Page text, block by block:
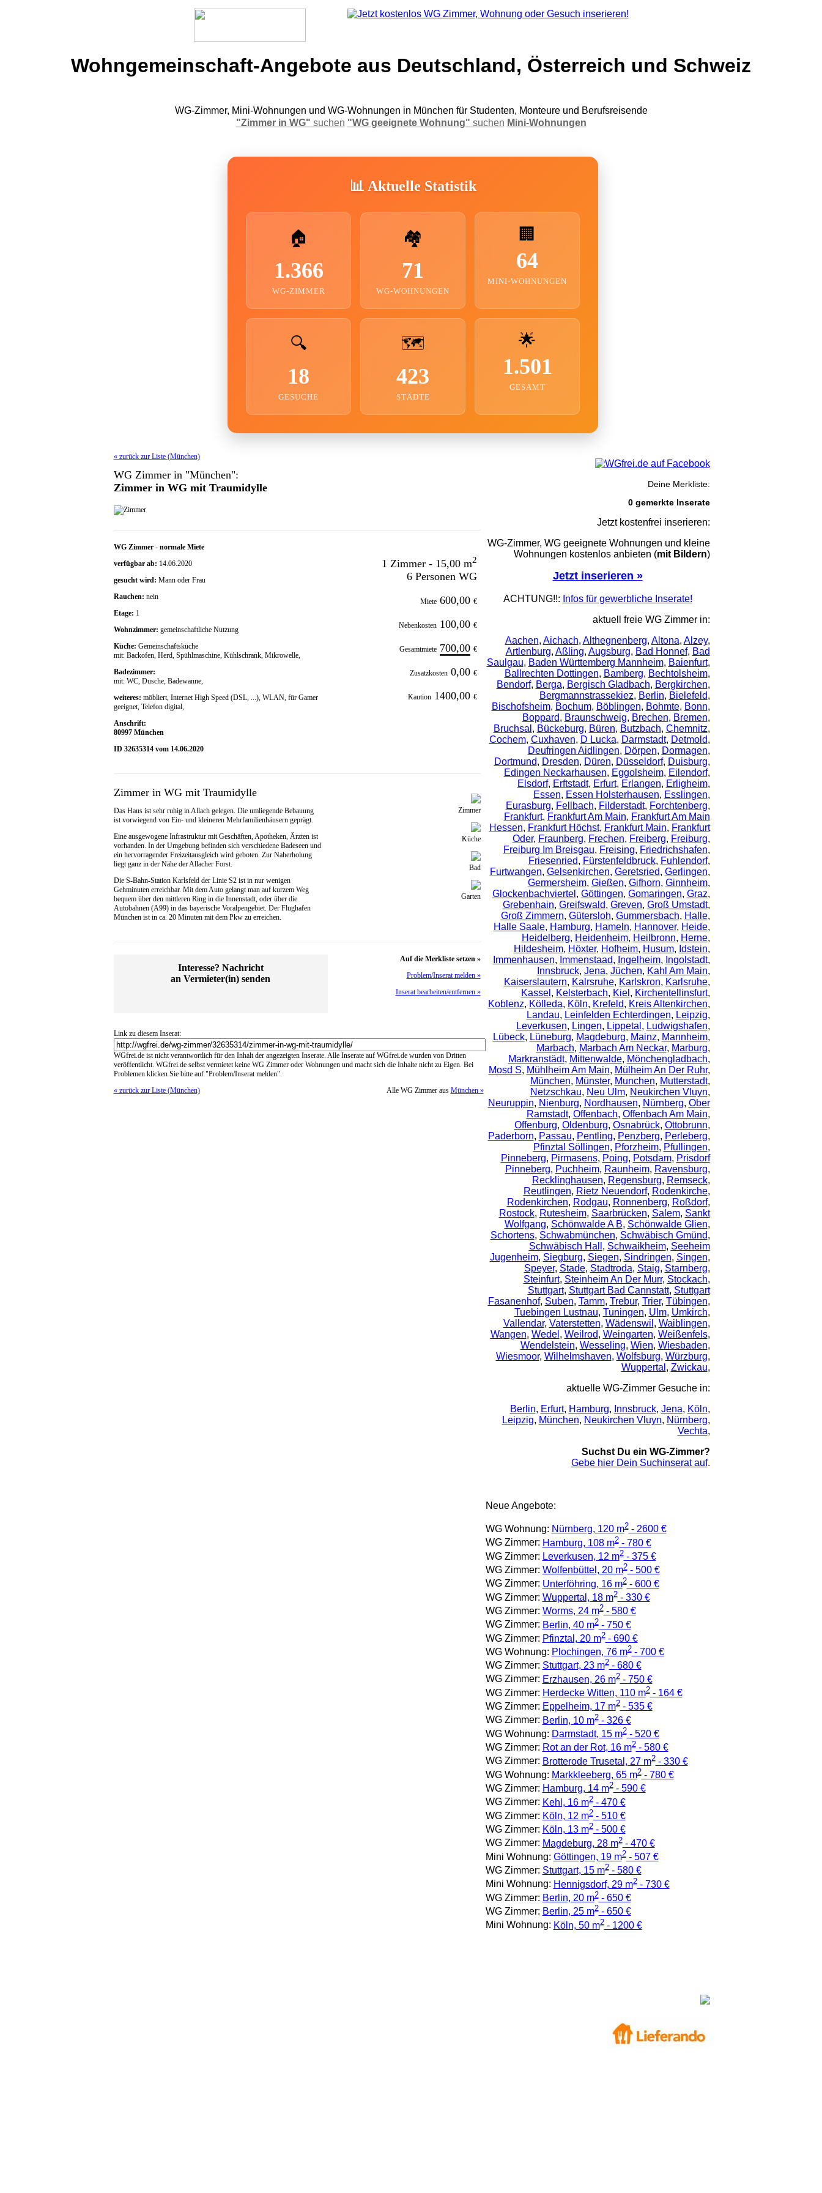
Wohngemeinschaft-Angebote aus Deutschland, Österreich und Schweiz
WG-Zimmer, Mini-Wohnungen und WG-Wohnungen in München für Studenten, Monteure und Berufsreisende
"Zimmer in WG" suchen "WG geeignete Wohnung" suchen Mini-Wohnungen
📊 Aktuelle Statistik
🏠
1.366
WG-ZIMMER
🏘️
71
WG-WOHNUNGEN
🏢
64
MINI-WOHNUNGEN
🔍
18
GESUCHE
🗺️
423
STÄDTE
🌟
1.501
GESAMT
« zurück zur Liste (München)
WG Zimmer in "München":
Zimmer in WG mit Traumidylle
WG Zimmer- normale Miete
verfügbar ab: 14.06.2020
gesucht wird: Mann oder Frau
Rauchen: nein
Etage: 1
Wohnzimmer: gemeinschaftliche Nutzung
Küche: Gemeinschaftsküche
mit: Backofen, Herd, Spühlmaschine, Kühlschrank, Mikrowelle,
Badezimmer:
mit: WC, Dusche, Badewanne,
weiteres: möbliert, Internet High Speed (DSL, ...), WLAN, für Gamer
geeignet, Telefon digital,
Anschrift:
80997 München
ID 32635314 vom 14.06.2020
1 Zimmer - 15,00 m2
6 Personen WG
Miete600,00 €
Nebenkosten100,00 €
Gesamtmiete 700,00 €
Zusatzkosten0,00 €
Kaution1400,00 €
Zimmer in WG mit Traumidylle
Zimmer
Küche
Bad
Garten
Das Haus ist sehr ruhig in Allach gelegen. Die umliegende Bebauung
ist vorwiegend von Ein- und kleineren Mehrfamilienhäusern geprägt.
Eine ausgewogene Infrastruktur mit Geschäften, Apotheken, Ärzten ist
vorhanden. In der Umgebung befinden sich verschiedene Badeseen und
ein hervorragender Freizeitausgleich wird geboten. Zur Naherholung
liegt ganz in der Nähe der Allacher Forst.
Die S-Bahn-Station Karlsfeld der Linie S2 ist in nur wenigen
Gehminuten erreichbar. Mit dem Auto gelangt man auf kurzem Weg
bequem über den mittleren Ring in die Innenstadt, oder über die
Autobahnen (A99) in das bayerische Voralpengebiet. Der Flughafen
München ist in ca. 20 Minuten mit dem Pkw zu erreichen.
Interesse? Nachricht
an Vermieter(in) senden
Auf die Merkliste setzen »
Problem/Inserat melden »
Inserat bearbeiten/entfernen »
Link zu diesem Inserat:
WGfrei.de ist nicht verantwortlich für den Inhalt der angezeigten Inserate. Alle Inserate auf WGfrei.de wurden von Dritten
veröffentlicht. WGfrei.de selbst vermietet keine WG Zimmer oder Wohnungen und macht sich die Inhalte nicht zu Eigen. Bei
Problemen klicken Sie bitte auf "Problem/Inserat melden".
« zurück zur Liste (München)
Alle WG Zimmer aus München »
Deine Merkliste:
0 gemerkte Inserate
Jetzt kostenfrei inserieren:
WG-Zimmer, WG geeignete Wohnungen und kleine
Wohnungen kostenlos anbieten (mit Bildern)
Jetzt inserieren »
ACHTUNG!!: Infos für gewerbliche Inserate!
aktuell freie WG Zimmer in:
Aachen, Aichach, Althegnenberg, Altona, Alzey,
Artlenburg, Aßling, Augsburg, Bad Honnef, Bad
Saulgau, Baden Württemberg Mannheim, Baienfurt,
Ballrechten Dottingen, Bamberg, Bechtolsheim,
Bendorf, Berga, Bergisch Gladbach, Bergkirchen,
Bergmannstrassekiez, Berlin, Bielefeld,
Bischofsheim, Bochum, Böblingen, Bohmte, Bonn,
Boppard, Braunschweig, Brechen, Bremen,
Bruchsal , Bückeburg, Büren, Butzbach, Chemnitz,
Cochem, Cuxhaven, D Lucka, Darmstadt, Detmold,
Deufringen Aidlingen, Dörpen, Dormagen,
Dortmund, Dresden, Düren, Düsseldorf, Duisburg,
Edingen Neckarhausen, Eggolsheim, Eilendorf,
Elsdorf, Erftstadt, Erfurt, Erlangen, Erligheim,
Essen, Essen Holsterhausen, Esslingen,
Eurasburg, Fellbach, Filderstadt, Forchtenberg,
Frankfurt, Frankfurt Am Main, Frankfurt Am Main
Hessen, Frankfurt Höchst, Frankfurt Main, Frankfurt
Oder, Fraunberg, Frechen, Freiberg, Freiburg,
Freiburg Im Breisgau, Freising, Friedrichshafen,
Friesenried, Fürstenfeldbruck, Fuhlendorf,
Furtwangen, Gelsenkirchen, Geretsried, Gerlingen,
Germersheim, Gießen, Gifhorn, Ginnheim,
Glockenbachviertel , Göttingen, Gomaringen, Graz,
Grebenhain, Greifswald, Greven, Groß Umstadt,
Groß Zimmern, Gütersloh, Gummersbach, Halle,
Halle Saale, Hamburg, Hameln, Hannover, Heide,
Heidelberg, Heidenheim, Heilbronn, Herne,
Hildesheim, Höxter, Hofheim, Husum, Idstein,
Immenhausen, Immenstaad, Ingelheim, Ingolstadt,
Innsbruck, Jena, Jüchen, Kahl Am Main,
Kaiserslautern, Kalrsruhe, Karlskron, Karlsruhe,
Kassel , Kelsterbach, Kiel , Kirchentellinsfurt,
Koblenz, Kölleda, Köln, Krefeld, Kreis Altenkirchen,
Landau, Leinfelden Echterdingen, Leipzig,
Leverkusen, Lingen, Lippetal , Ludwigshafen,
Lübeck, Lüneburg, Magdeburg, Mainz, Mannheim,
Marbach, Marbach Am Neckar, Marburg,
Markranstädt, Mittenwalde, Mönchengladbach,
Mosd S, Mühlheim Am Main, Mülheim An Der Ruhr,
München, Münster, Munchen, Mutterstadt,
Netzschkau, Neu Ulm, Neukirchen Vluyn,
Neuruppin, Nienburg, Nordhausen, Nürnberg, Ober
Ramstadt, Offenbach, Offenbach Am Main,
Offenburg, Oldenburg, Osnabrück, Ottobrunn,
Paderborn, Passau, Pentling, Penzberg, Perleberg,
Pfinztal Söllingen, Pforzheim, Pfullingen,
Pinneberg, Pirmasens, Poing, Potsdam, Prisdorf
Pinneberg, Puchheim, Raunheim, Ravensburg,
Recklinghausen, Regensburg, Remseck,
Reutlingen, Rietz Neuendorf, Rodenkirche,
Rodenkirchen, Rodgau, Ronnenberg, Roßdorf,
Rostock, Rutesheim, Saarbrücken, Salem, Sankt
Wolfgang, Schönwalde A B, Schönwalde Glien,
Schortens, Schwabmünchen, Schwäbisch Gmünd,
Schwäbisch Hall , Schwaikheim, Seeheim
Jugenheim, Siegburg, Siegen, Sindringen, Singen,
Speyer, Stade, Stadtroda, Staig, Starnberg,
Steinfurt, Steinheim An Der Murr, Stockach,
Stuttgart, Stuttgart Bad Cannstatt, Stuttgart
Fasanenhof, Suben, Tamm, Trebur, Trier, Tübingen,
Tuebingen Lustnau, Tuningen, Ulm, Umkirch,
Vallendar, Vaterstetten, Wädenswil , Waiblingen,
Wangen, Wedel , Weilrod, Weingarten, Weißenfels,
Wendelstein, Wesseling, Wien, Wiesbaden,
Wiesmoor, Wilhelmshaven, Wolfsburg, Würzburg,
Wuppertal , Zwickau,
aktuelle WG-Zimmer Gesuche in:
Berlin, Erfurt, Hamburg, Innsbruck, Jena, Köln,
Leipzig, München, Neukirchen Vluyn, Nürnberg,
Vechta,
Suchst Du ein WG-Zimmer?
Gebe hier Dein Suchinserat auf.
Neue Angebote:
WG Wohnung: Nürnberg, 120 m2- 2600 €
WG Zimmer: Hamburg, 108 m2- 780 €
WG Zimmer: Leverkusen, 12 m2- 375 €
WG Zimmer: Wolfenbüttel, 20 m2- 500 €
WG Zimmer: Unterföhring, 16 m2- 600 €
WG Zimmer: Wuppertal, 18 m2- 330 €
WG Zimmer: Worms, 24 m2- 580 €
WG Zimmer: Berlin, 40 m2- 750 €
WG Zimmer: Pfinztal, 20 m2- 690 €
WG Wohnung: Plochingen, 76 m2- 700 €
WG Zimmer: Stuttgart, 23 m2- 680 €
WG Zimmer: Erzhausen, 26 m2- 750 €
WG Zimmer: Herdecke Witten, 110 m2- 164 €
WG Zimmer: Eppelheim, 17 m2- 535 €
WG Zimmer: Berlin, 10 m2- 326 €
WG Wohnung: Darmstadt, 15 m2- 520 €
WG Zimmer: Rot an der Rot, 16 m2- 580 €
WG Zimmer: Brotterode Trusetal, 27 m2- 330 €
WG Wohnung: Markkleeberg, 65 m2- 780 €
WG Zimmer: Hamburg, 14 m2- 590 €
WG Zimmer: Kehl, 16 m2- 470 €
WG Zimmer: Köln, 12 m2- 510 €
WG Zimmer: Köln, 13 m2- 500 €
WG Zimmer: Magdeburg, 28 m2- 470 €
Mini Wohnung: Göttingen, 19 m2- 507 €
WG Zimmer: Stuttgart, 15 m2- 580 €
Mini Wohnung: Hennigsdorf, 29 m2- 730 €
WG Zimmer: Berlin, 20 m2- 650 €
WG Zimmer: Berlin, 25 m2- 650 €
Mini Wohnung: Köln, 50 m2- 1200 €